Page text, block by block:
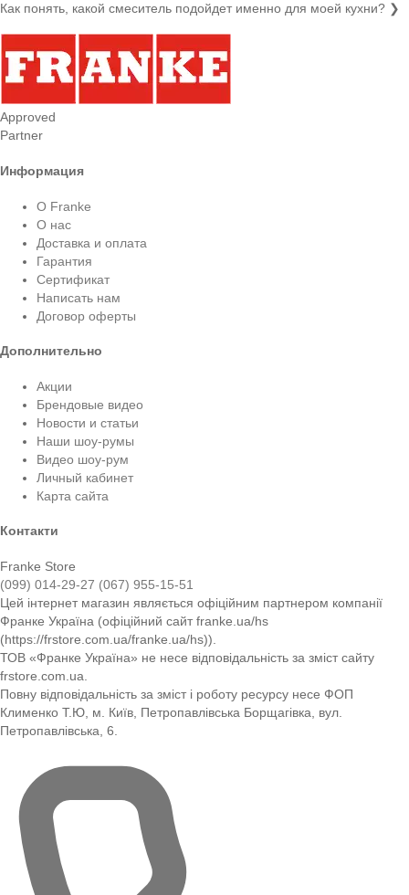
Как понять, какой смеситель подойдет именно для моей кухни? ❯
Approved
Partner
Информация
О Franke
О нас
Доставка и оплата
Гарантия
Сертификат
Написать нам
Договор оферты
Дополнительно
Акции
Брендовые видео
Новости и статьи
Наши шоу-румы
Видео шоу-рум
Личный кабинет
Карта сайта
Контакти
Franke Store
(099) 014-29-27 (067) 955-15-51
Цей інтернет магазин являється офіційним партнером компанії
Франке Україна (офіційний сайт franke.ua/hs
(https://frstore.com.ua/franke.ua/hs)).
ТОВ «Франке Україна» не несе відповідальність за зміст сайту
frstore.com.ua.
Повну відповідальність за зміст і роботу ресурсу несе ФОП
Клименко Т.Ю, м. Київ, Петропавлівська Борщагівка, вул.
Петропавлівська, 6.